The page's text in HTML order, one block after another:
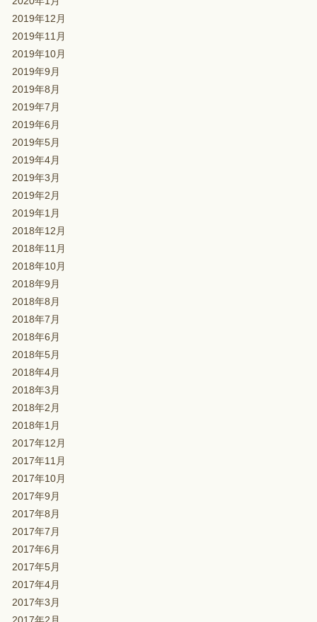
2019年12月
2019年11月
2019年10月
2019年9月
2019年8月
2019年7月
2019年6月
2019年5月
2019年4月
2019年3月
2019年2月
2019年1月
2018年12月
2018年11月
2018年10月
2018年9月
2018年8月
2018年7月
2018年6月
2018年5月
2018年4月
2018年3月
2018年2月
2018年1月
2017年12月
2017年11月
2017年10月
2017年9月
2017年8月
2017年7月
2017年6月
2017年5月
2017年4月
2017年3月